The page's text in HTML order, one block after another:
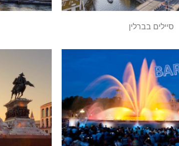
סיילים בברלין